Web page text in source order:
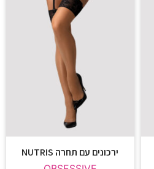
ירכונים עם תחרה NUTRIS